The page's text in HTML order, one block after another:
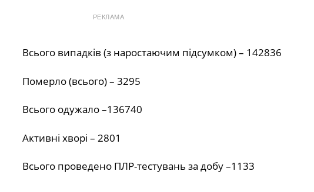
РЕКЛАМА
Всього випадків (з наростаючим підсумком) – 142836
Померло (всього) – 3295
Всього одужало –136740
Активні хворі – 2801
Всього проведено ПЛР-тестувань за добу –1133